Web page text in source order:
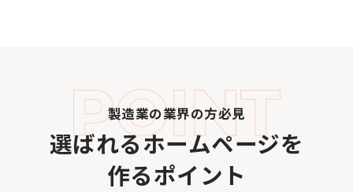
製造業の業界の方必見
選ばれるホームページを
作るポイント